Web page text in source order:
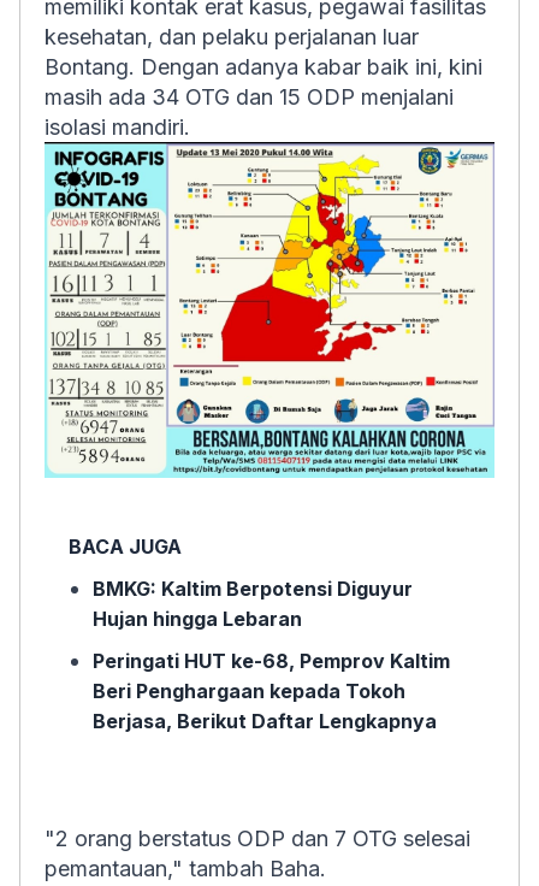
memiliki kontak erat kasus, pegawai fasilitas
kesehatan, dan pelaku perjalanan luar
Bontang. Dengan adanya kabar baik ini, kini
masih ada 34 OTG dan 15 ODP menjalani
isolasi mandiri.
BACA JUGA
BMKG: Kaltim Berpotensi Diguyur
Hujan hingga Lebaran
Peringati HUT ke-68, Pemprov Kaltim
Beri Penghargaan kepada Tokoh
Berjasa, Berikut Daftar Lengkapnya
"2 orang berstatus ODP dan 7 OTG selesai
pemantauan," tambah Baha.